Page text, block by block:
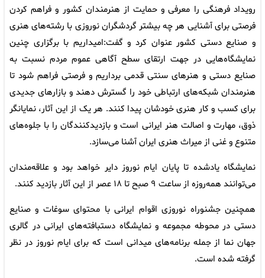
رویداد فرهنگی را معرفی و حمایت از هنرمندان کشور و فراهم کردن
فرصتی برای آشنایی هر چه بیشتر گردشگران نوروزی با رشته‌های هنری
و صنایع دستی کشور عنوان کرد و گفت:‌امیداریم با برگزاری چنین
نمایشگاه‌هایی در جهت ارتقای سطح آگاهی عموم مردم نسبت به
صنایع دستی و هنرهای سنتی قدمی برداریم و فرصتی فراهم شود تا
هنرمندان شبکه‌های ارتباطی خود را گسترش دهند و بازارهای جدیدی
برای کسب و کار هنری خودشان پیدا کنند. هر یک از این آثار، نمایانگر
ذوق، مهارت و اصالت هنر ایرانی است و بازدیدکنندگان را با جلوه‌های
متنوع و غنی از میراث هنری ایران آشنا می‌سازد.
نمایشگاه یادشده تا پایان ایام نوروز دایر خواهد بود و علاقه‌مندان
می‌توانند همه‌روزه از ساعت ۹ صبح تا ۱۸ عصر از این آثار بازدید کنند.
همچنین جشنوراه نوروزی اقوام ایرانی با محتوای سوغات و صنایع
دستی در محوطه مجموعه و نمایشگاه دستبافته‌های ایرانی در گالری
جهان نما از جمله برنامه‌های میدانی است که برای ایام نوروز در نظر
گرفته شده است.